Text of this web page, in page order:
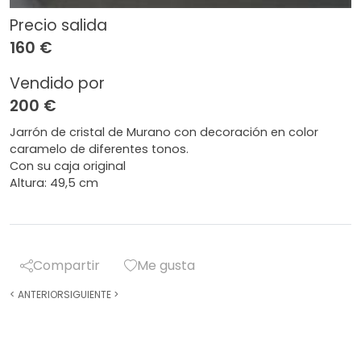
Precio salida
160 €
Vendido por
200 €
Jarrón de cristal de Murano con decoración en color
caramelo de diferentes tonos.
Con su caja original
Altura: 49,5 cm
Compartir Me gusta
< ANTERIORSIGUIENTE >